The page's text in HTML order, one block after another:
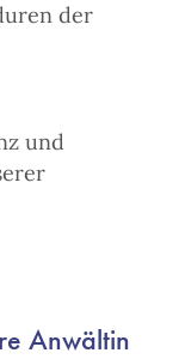
der
und
Anwältin